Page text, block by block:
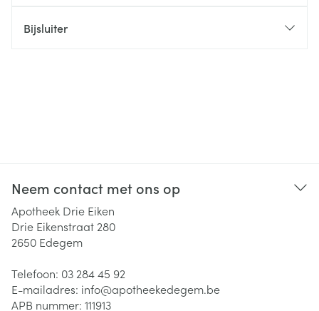
Bijsluiter
Neem contact met ons op
Apotheek Drie Eiken
Drie Eikenstraat 280
2650 Edegem
Telefoon: 03 284 45 92
E-mailadres: info@apotheekedegem.be
APB nummer: 111913